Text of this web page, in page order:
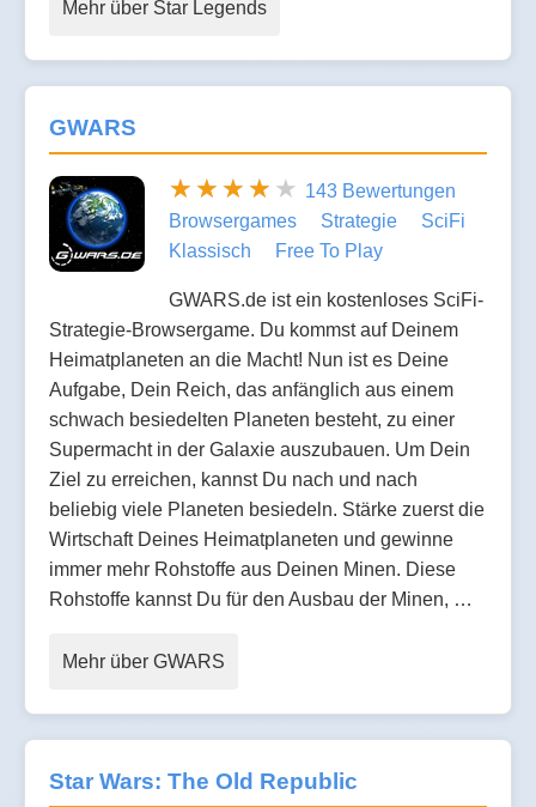
Mehr über Star Legends
GWARS
143 Bewertungen
Browsergames
Strategie
SciFi
Klassisch
Free To Play
GWARS.de ist ein kostenloses SciFi-
Strategie-Browsergame. Du kommst auf Deinem
Heimatplaneten an die Macht! Nun ist es Deine
Aufgabe, Dein Reich, das anfänglich aus einem
schwach besiedelten Planeten besteht, zu einer
Supermacht in der Galaxie auszubauen. Um Dein
Ziel zu erreichen, kannst Du nach und nach
beliebig viele Planeten besiedeln. Stärke zuerst die
Wirtschaft Deines Heimatplaneten und gewinne
immer mehr Rohstoffe aus Deinen Minen. Diese
Rohstoffe kannst Du für den Ausbau der Minen, …
Mehr über GWARS
Star Wars: The Old Republic